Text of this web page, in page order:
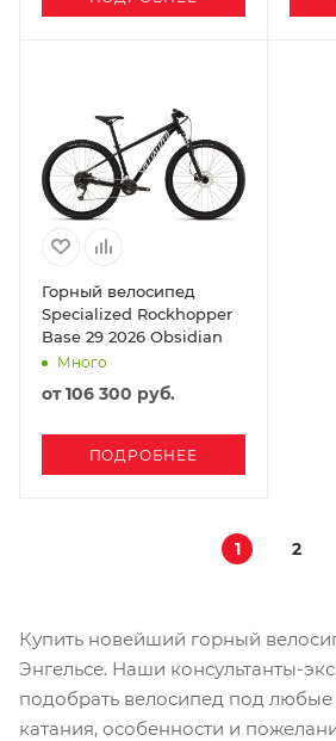
Горный велосипед
Specialized Rockhopper
Base 29 2026 Obsidian
Много
от106 300 руб.
ПОДРОБНЕЕ
1 2
Купить новейший горный
Энгельсе. Наши консультанты-
подобрать велосипед под любые
катания, особенности и